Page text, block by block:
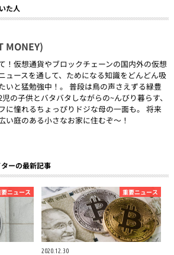
た人
MONEY)
！仮想通貨やブロックチェーンの国内外の仮想
ュースを通して、ためになる知識をどんどん吸
いと猛勉強中！。 普段は鳥の声さえずる緑豊
の子供とバタバタしながらの~んびり暮らす、
に憧れるちょっぴりドジな母の一面も。 将来
い庭のある小さなお家に住むぞ～！
ーの最新記事
ニュース 重要ニュース
2020.12.30